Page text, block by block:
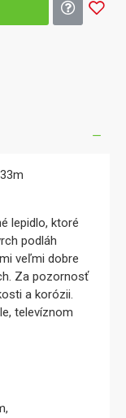
lepidlo, ktoré
podláh
veľmi dobre
Za pozornosť
a korózii.
televíznom